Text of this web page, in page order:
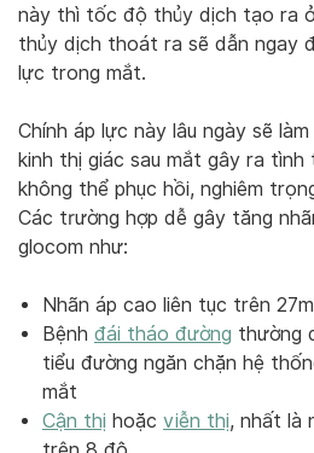
này thì tốc độ thủy dịch tạo ra
thủy dịch thoát ra sẽ dẫn ngay
lực trong mắt.
Chính áp lực này lâu ngày sẽ
kinh thị giác sau mắt gây ra tình
không thể phục hồi, nghiêm
Các trường hợp dễ gây tăng
glocom như:
Nhãn áp cao liên tục trên
Bệnh đái tháo đường thường
tiểu đường ngăn chặn hệ
mắt
Cận thị hoặc viễn thị, nhất là